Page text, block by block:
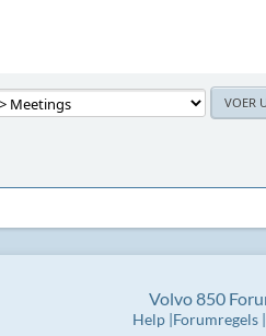
Volvo 850
Help Forumregels